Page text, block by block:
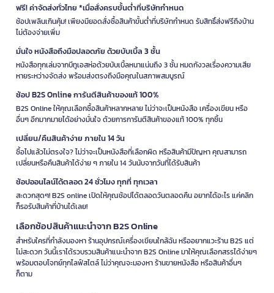
ฟรี! ค่าจัดส่งทั่วไทย *เมื่อสั่งครบขั้นต่ำที่บริษัทกำหนด
ช้อปเพลินเกินคุ้ม! เพียงมียอดสั่งซื้อสินค้าขั้นต่ำที่บริษัทกำหนด รับสิทธิ์ส่งฟรีถึงบ้าน
ไม่ต้องจ่ายเพิ่ม
มั่นใจ หนังสือถึงมือปลอดภัย ด้วยบับเบิ้ล 3 ชั้น
หนังสือทุกเล่มจากบีทูเอสห่อด้วยบับเบิ้ลหนาแน่นถึง 3 ชั้น หมดกังวลเรื่องความเสีย
หายระหว่างจัดส่ง พร้อมส่งตรงถึงมือคุณในสภาพสมบูรณ์
ช้อป B2S Online การันตีสินค้าของแท้ 100%
B2S Online ให้คุณเลือกซื้อสินค้าหลากหลาย ไม่ว่าจะเป็นหนังสือ เครื่องเขียน หรือ
อื่นๆ อีกมากมายได้อย่างมั่นใจ ด้วยการการันตีสินค้าของแท้ 100% ทุกชิ้น
เปลี่ยน/คืนสินค้าง่าย ภายใน 14 วัน
ซื้อไปแล้วไม่ตรงใจ? ไม่ว่าจะเป็นหนังสือที่เลือกผิด หรือสินค้ามีปัญหา คุณสามารถ
เปลี่ยนหรือคืนสินค้าได้ง่าย ๆ ภายใน 14 วันนับจากวันที่ได้รับสินค้า
ช้อปออนไลน์ได้ตลอด 24 ชั่วโมง ทุกที่ ทุกเวลา
สะดวกสุดๆ! B2S online เปิดให้คุณช้อปได้ตลอดวันตลอดคืน อยากได้อะไร แค่คลิก
ก็รอรับสินค้าที่บ้านได้เลย!
เลือกช้อปสินค้าแนะนำจาก B2S Online
สำหรับใครที่กำลังมองหา ร้านอุปกรณ์เครื่องเขียนใกล้ฉัน หรืออยากแวะร้าน B2S แต่
ไม่สะดวก วันนี้เราได้รวบรวมสินค้าแนะนำจาก B2S Online มาให้คุณเลือกสรรได้ง่ายๆ
พร้อมตอบโจทย์ทุกไลฟ์สไตล์ ไม่ว่าคุณจะมองหา ร้านขายหนังสือ หรือสินค้าอื่นๆ
ก็ตาม